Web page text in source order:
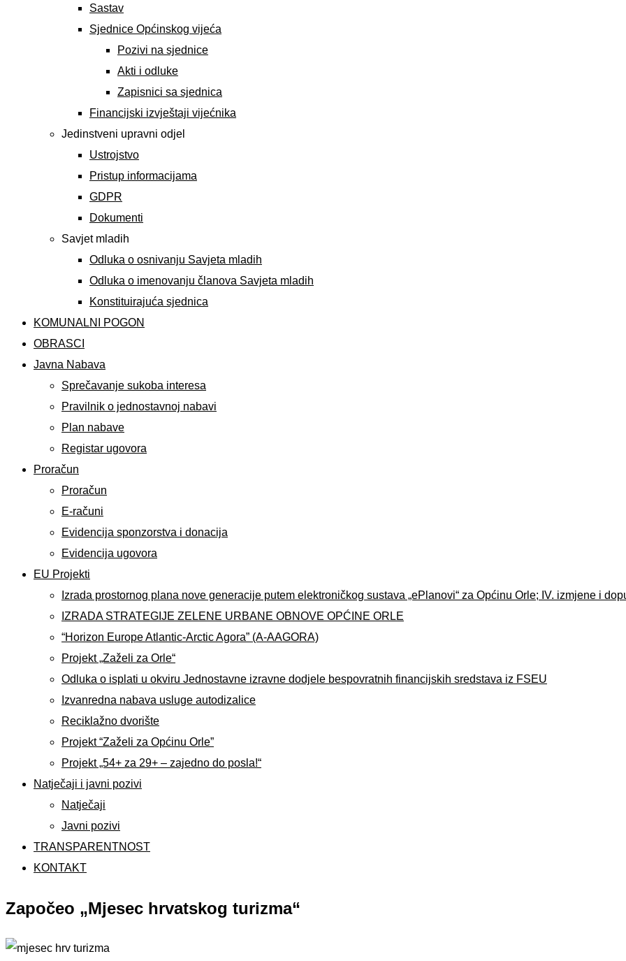
Sastav
Sjednice Općinskog vijeća
Pozivi na sjednice
Akti i odluke
Zapisnici sa sjednica
Financijski izvještaji vijećnika
Jedinstveni upravni odjel
Ustrojstvo
Pristup informacijama
GDPR
Dokumenti
Savjet mladih
Odluka o osnivanju Savjeta mladih
Odluka o imenovanju članova Savjeta mladih
Konstituirajuća sjednica
KOMUNALNI POGON
OBRASCI
Javna Nabava
Sprečavanje sukoba interesa
Pravilnik o jednostavnoj nabavi
Plan nabave
Registar ugovora
Proračun
Proračun
E-računi
Evidencija sponzorstva i donacija
Evidencija ugovora
EU Projekti
Izrada prostornog plana nove generacije putem elektroničkog sustava „ePlanovi“ za Općinu Orle; IV. izmjene i
IZRADA STRATEGIJE ZELENE URBANE OBNOVE OPĆINE ORLE
“Horizon Europe Atlantic-Arctic Agora” (A-AAGORA)
Projekt „Zaželi za Orle“
Odluka o isplati u okviru Jednostavne izravne dodjele bespovratnih financijskih sredstava iz FSEU
Izvanredna nabava usluge autodizalice
Reciklažno dvorište
Projekt “Zaželi za Općinu Orle”
Projekt „54+ za 29+ – zajedno do posla!“
Natječaji i javni pozivi
Natječaji
Javni pozivi
TRANSPARENTNOST
KONTAKT
Započeo „Mjesec hrvatskog turizma“